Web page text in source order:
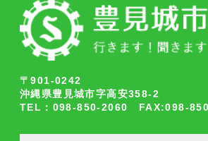
〒901-0242
沖縄県豊見城市字高安358-2
TEL：098-850-2060 FAX:098-